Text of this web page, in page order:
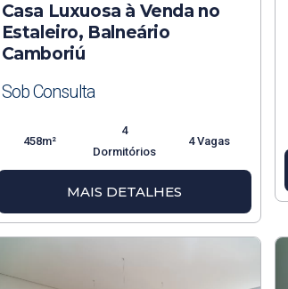
Casa Luxuosa à Venda no
Estaleiro, Balneário
Camboriú
Sob Consulta
458m²
4
Dormitórios
4 Vagas
MAIS DETALHES